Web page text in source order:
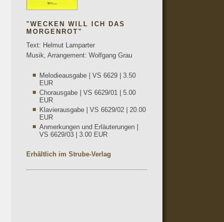
"WECKEN WILL ICH DAS
MORGENROT"
Text: Helmut Lamparter
Musik, Arrangement: Wolfgang Grau
Melodieausgabe | VS 6629 | 3.50
EUR
Chorausgabe | VS 6629/01 | 5.00
EUR
Klavierausgabe | VS 6629/02 | 20.00
EUR
Anmerkungen und Erläuterungen |
VS 6629/03 | 3.00 EUR
Erhältlich im Strube-Verlag